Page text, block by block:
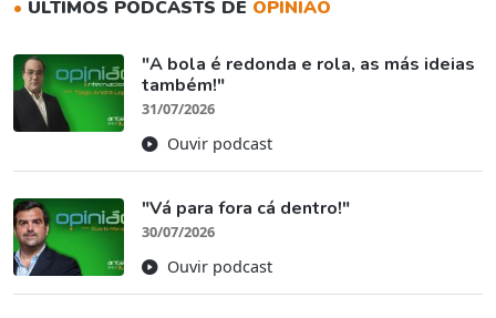
• ÚLTIMOS PODCASTS DE OPINIÃO
"A bola é redonda e rola, as más ideias
também!"
31/07/2026
Ouvir podcast
"Vá para fora cá dentro!"
30/07/2026
Ouvir podcast